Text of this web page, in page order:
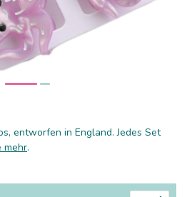
entworfen in England. Jedes Set
mehr.